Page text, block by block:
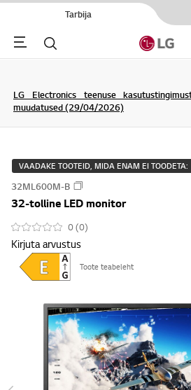
Tarbija
Menu Otsi
LG Electronics teenuse
muudatused (29/04/2026)
VAADAKE TOOTEID, MIDA ENAM EI TOODETA:
32ML600M-B
32-tolline LED monitor
0 (0)
Kirjuta arvustus
Toote teabeleht